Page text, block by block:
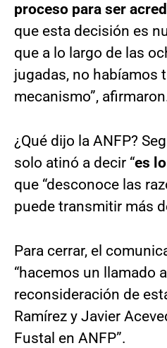
proceso para ser
que esta decisión es
que a lo largo de las
jugadas, no habíamos
mecanismo”,
¿Qué dijo la ANFP?
solo atinó a decir “es
que “desconoce las
puede transmitir más
Para cerrar, el
“hacemos un llamado
reconsideración de
Ramírez y Javier
Fustal en ANFP”.